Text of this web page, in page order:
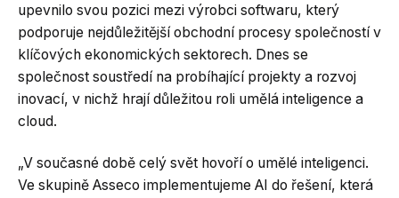
upevnilo svou pozici mezi výrobci softwaru, který
podporuje nejdůležitější obchodní procesy společností v
klíčových ekonomických sektorech. Dnes se
společnost soustředí na probíhající projekty a rozvoj
inovací, v nichž hrají důležitou roli umělá inteligence a
cloud.
„V současné době celý svět hovoří o umělé inteligenci.
Ve skupině Asseco implementujeme AI do řešení, která